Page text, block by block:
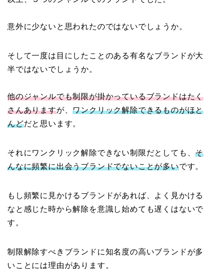
意外に少ないと思われたのではないでしょうか。
そして一度は目にしたことのある有名なブランドが大
半ではないでしょうか。
他のジャンルでも制限が掛かっているブランドはたく
さんありますが、ワンクリック解除できるものがほと
んどだと思います。
それにワンクリック解除できない制限だとしても、そ
んなに頻繁に出会うブランドでないことが多いです。
もし頻繁に見かけるブランドがあれば、よく見かける
なと感じた時から解除を意識し始めても遅くはないで
す。
制限解除すべきブランドに知名度の高いブランドが多
いことには理由があります。